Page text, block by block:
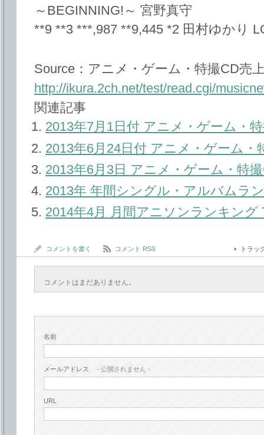
～BEGINNING!～ 宮野真守
**9 **3 ***,987 **9,445 *2 田村ゆかり
Source：アニメ・ゲーム・特撮CD売
http://ikura.2ch.net/test/read.cgi/
関連記事
2013年7月1日付 アニメ・ゲーム・
2013年6月24日付 アニメ・ゲーム
2013年6月3日 アニメ・ゲーム・特
2013年 年間シングル・アルバムラ
2014年4月 月間アニソンランキング
コメントを書く コメント RSS トラ
コメントはまだありません。
名前
メールアドレス - 公開されません -
URL